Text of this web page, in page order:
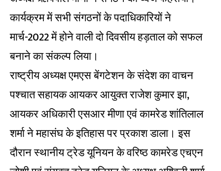
कार्यक्रम में सभी संगठनों के पदाधिकारियों ने
मार्च-2022 में होने वाली दो दिवसीय हड़ताल को सफल
बनाने का संकल्प लिया।
राष्ट्रीय अध्यक्ष एमएस बेंगटेशन के संदेश का वाचन
पश्चात सहायक आयकर आयुक्त राजेश कुमार झा,
आयकर अधिकारी एसआर मीणा एवं कामरेड शांतिलाल
शर्मा ने महासंघ के इतिहास पर प्रकाश डाला। इस
दौरान स्थानीय ट्रेड यूनियन के वरिष्ठ कामरेड एचएन